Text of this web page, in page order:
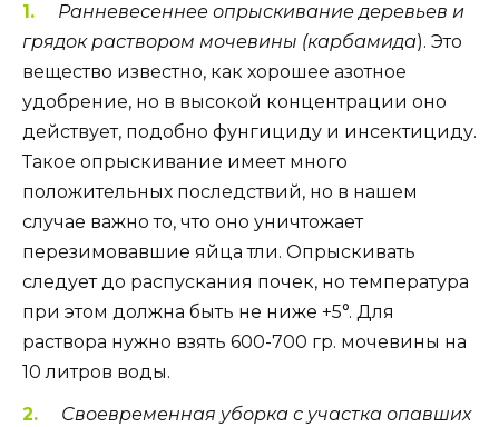
Ранневесеннее опрыскивание деревьев и
грядок раствором мочевины (карбамида). Это
вещество известно, как хорошее азотное
удобрение, но в высокой концентрации оно
действует, подобно фунгициду и инсектициду.
Такое опрыскивание имеет много
положительных последствий, но в нашем
случае важно то, что оно уничтожает
перезимовавшие яйца тли. Опрыскивать
следует до распускания почек, но температура
при этом должна быть не ниже +5°. Для
раствора нужно взять 600-700 гр. мочевины на
10 литров воды.
Своевременная уборка с участка опавших